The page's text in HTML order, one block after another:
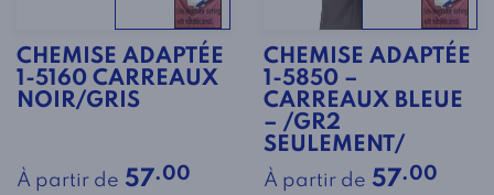
CHEMISE ADAPTÉE
1-5160 CARREAUX
NOIR/GRIS
À partir de 57.00
CHEMISE ADAPTÉE
1-5850 –
CARREAUX BLEUE
– /GR2
SEULEMENT/
À partir de 57.00